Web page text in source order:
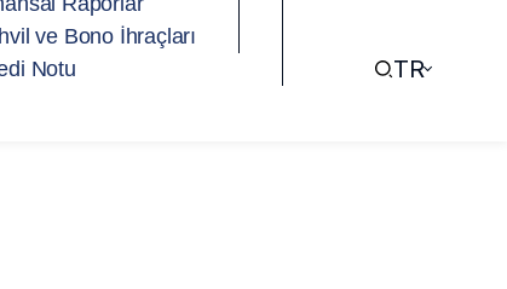
ve Bono İhraçları
Notu
TR